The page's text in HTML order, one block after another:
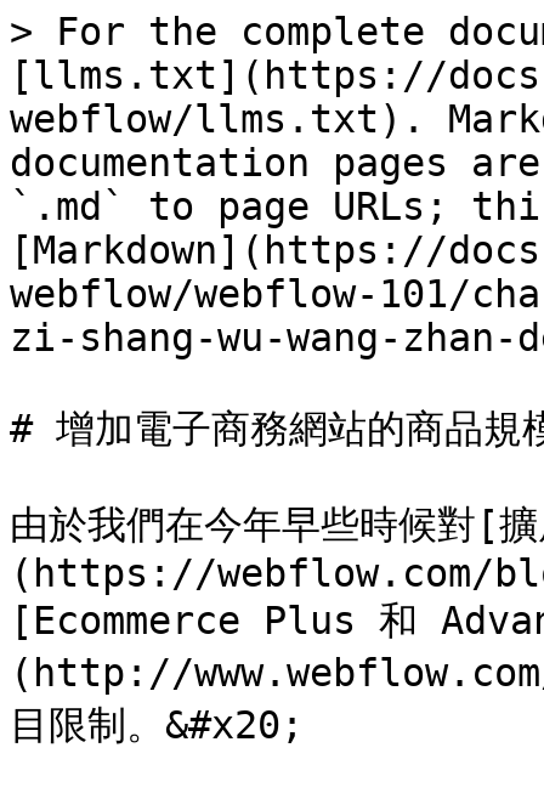
> For the complete
[llms.txt](https://
webflow/llms.txt).
documentation pages
`.md` to page URLs;
[Markdown](https://
webflow/webflow-101/
zi-shang-wu-wang-
# 增加電子商務網站的商品規
由於我們在今年早些時候對[
(https://webflow.com/
[Ecommerce Plus 和
(http://
目限制。&#x20;